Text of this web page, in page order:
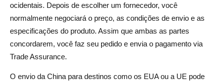
ocidentais. Depois de escolher um fornecedor, você
normalmente negociará o preço, as condições de envio e as
especificações do produto. Assim que ambas as partes
concordarem, você faz seu pedido e envia o pagamento via
Trade Assurance.
O envio da China para destinos como os EUA ou a UE pode